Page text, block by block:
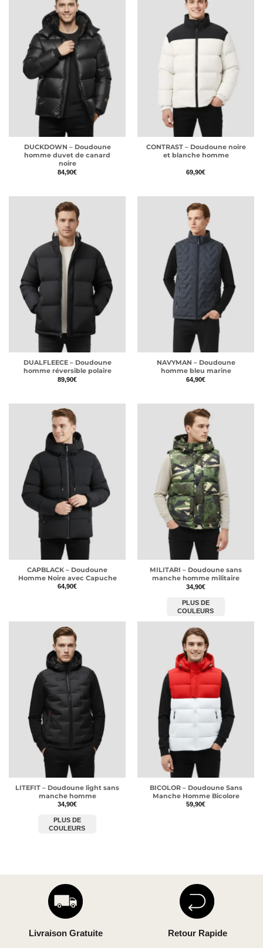
DUCKDOWN – Doudoune
homme duvet de canard
noire
84,90€
CONTRAST – Doudoune noire
et blanche homme
69,90€
DUALFLEECE – Doudoune
homme réversible polaire
89,90€
NAVYMAN – Doudoune
homme bleu marine
64,90€
CAPBLACK – Doudoune
Homme Noire avec Capuche
64,90€
MILITARI – Doudoune sans
manche homme militaire
34,90€
PLUS DE
COULEURS
LITEFIT – Doudoune light sans
manche homme
34,90€
PLUS DE
COULEURS
BICOLOR – Doudoune Sans
Manche Homme Bicolore
59,90€
Livraison Gratuite Retour Rapide